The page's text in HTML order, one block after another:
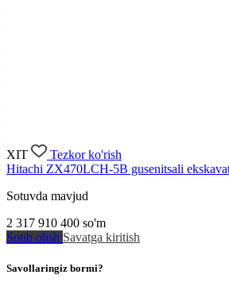
XIT
Tezkor ko'rish
Hitachi ZX470LCH-5B gusenitsali
Sotuvda mavjud
2 317 910 400 so'm
Sotib olish Savatga kiritish
Savollaringiz bormi?